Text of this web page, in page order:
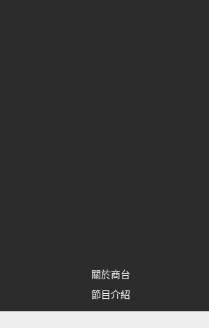
關於商台
節目介紹